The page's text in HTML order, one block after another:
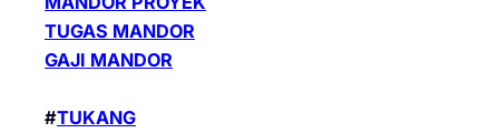
TUGAS MANDOR
GAJI MANDOR
#TUKANG